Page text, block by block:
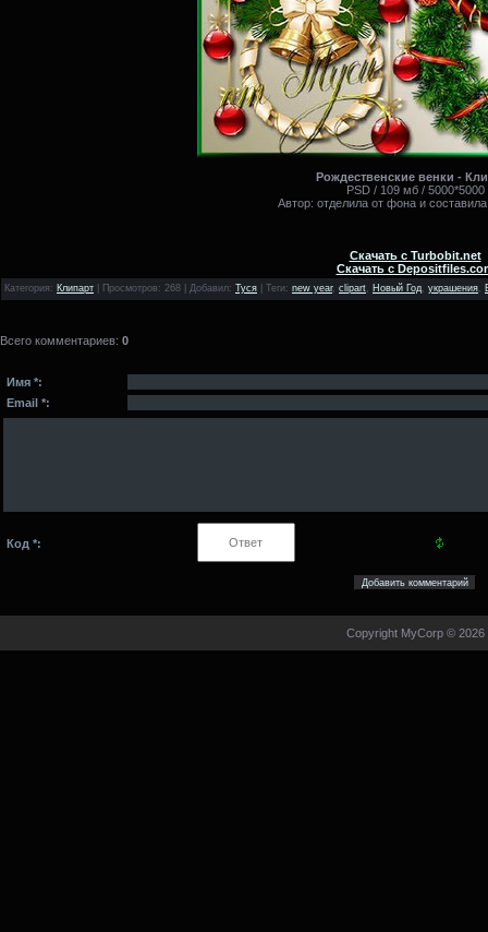
Рождественские венки -
PSD / 109 мб / 5000*5000
Автор: отделила от фона и
Скачать с Turbobit.net
Скачать с
Категория : Клипарт Просмотров: 268 | Добавил: Туся Теги: new year, clipart, Новый Год, украшения,
Всего комментариев: 0
Имя *:
Email *:
Код *:
Copyright MyCorp © 2026